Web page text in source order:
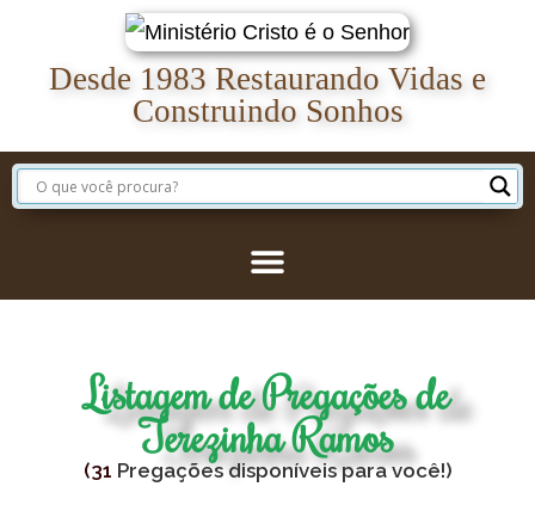
Desde 1983 Restaurando Vidas e
Construindo Sonhos
Listagem de Pregações de
Terezinha Ramos
(31 Pregações disponíveis para você!)